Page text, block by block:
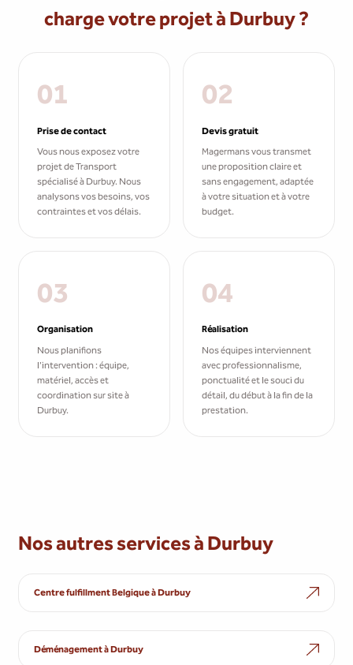
charge votre projet à Durbuy ?
01
Prise de contact
Vous nous exposez votre
projet de Transport
spécialisé à Durbuy. Nous
analysons vos besoins, vos
contraintes et vos délais.
02
Devis gratuit
Magermans vous transmet
une proposition claire et
sans engagement, adaptée
à votre situation et à votre
budget.
03
Organisation
Nous planifions
l'intervention : équipe,
matériel, accès et
coordination sur site à
Durbuy.
04
Réalisation
Nos équipes interviennent
avec professionnalisme,
ponctualité et le souci du
détail, du début à la fin de la
prestation.
Nos autres services à Durbuy
Centre fulfillment Belgique à Durbuy
Déménagement à Durbuy